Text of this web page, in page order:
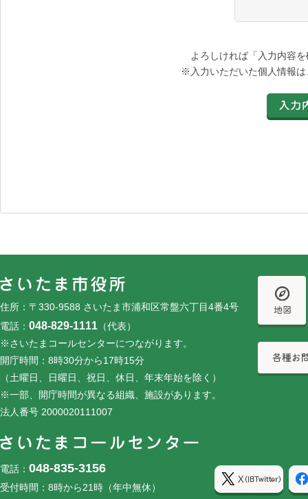
よろしければ「入力内容
※入力いただいた個人情報
住所：〒330-9588 さいたま市浦和区常盤六丁目4番4号
電話： 048-829-1111 （代表）
※さいたまコールセンターにつながります。
開庁時間：8時30分から17時15分
（土曜日、日曜日、祝日、休日、年末年始を除く）
※一部、開庁時間が異なる組織、施設があります。
法人番号 2000020111007
電話： 048-835-3156
受付時間：8時から21時（年中無休）